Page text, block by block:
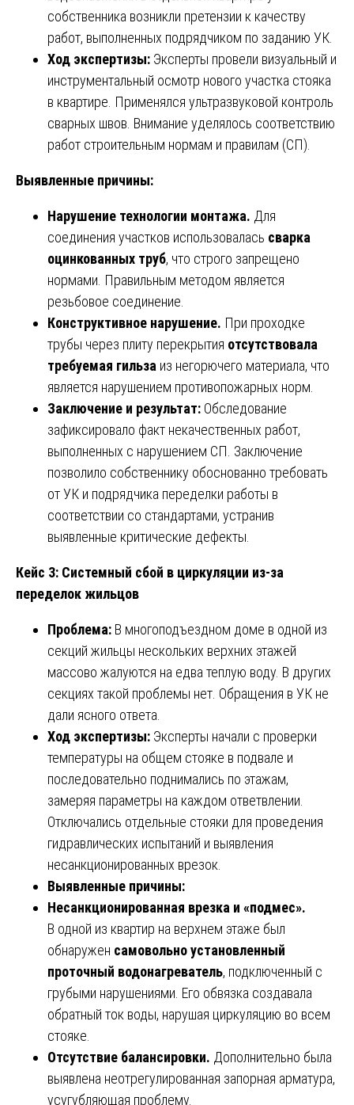
собственника возникли претензии к качеству
работ, выполненных подрядчиком по заданию УК.
Ход экспертизы: Эксперты провели визуальный и
инструментальный осмотр нового участка стояка
в квартире. Применялся ультразвуковой контроль
сварных швов. Внимание уделялось соответствию
работ строительным нормам и правилам (СП).
Выявленные причины:
Нарушение технологии монтажа. Для
соединения участков использовалась сварка
оцинкованных труб, что строго запрещено
нормами. Правильным методом является
резьбовое соединение.
Конструктивное нарушение. При проходке
трубы через плиту перекрытия отсутствовала
требуемая гильза из негорючего материала, что
является нарушением противопожарных норм.
Заключение и результат: Обследование
зафиксировало факт некачественных работ,
выполненных с нарушением СП. Заключение
позволило собственнику обоснованно требовать
от УК и подрядчика переделки работы в
соответствии со стандартами, устранив
выявленные критические дефекты.
Кейс 3: Системный сбой в циркуляции из-за
переделок жильцов
Проблема: В многоподъездном доме в одной из
секций жильцы нескольких верхних этажей
массово жалуются на едва теплую воду. В других
секциях такой проблемы нет. Обращения в УК не
дали ясного ответа.
Ход экспертизы: Эксперты начали с проверки
температуры на общем стояке в подвале и
последовательно поднимались по этажам,
замеряя параметры на каждом ответвлении.
Отключались отдельные стояки для проведения
гидравлических испытаний и выявления
несанкционированных врезок.
Выявленные причины:
Несанкционированная врезка и «подмес».
В одной из квартир на верхнем этаже был
обнаружен самовольно установленный
проточный водонагреватель, подключенный с
грубыми нарушениями. Его обвязка создавала
обратный ток воды, нарушая циркуляцию во всем
стояке.
Отсутствие балансировки. Дополнительно была
выявлена неотрегулированная запорная арматура,
усугубляющая проблему.